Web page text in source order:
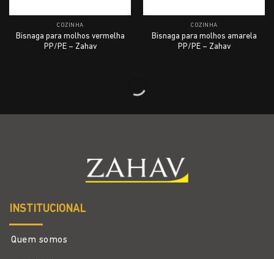
COZINHA
Bisnaga para molhos vermelha
PP/PE – Zahav
COZINHA
Bisnaga para molhos amarela
PP/PE – Zahav
INSTITUCIONAL
Quem somos